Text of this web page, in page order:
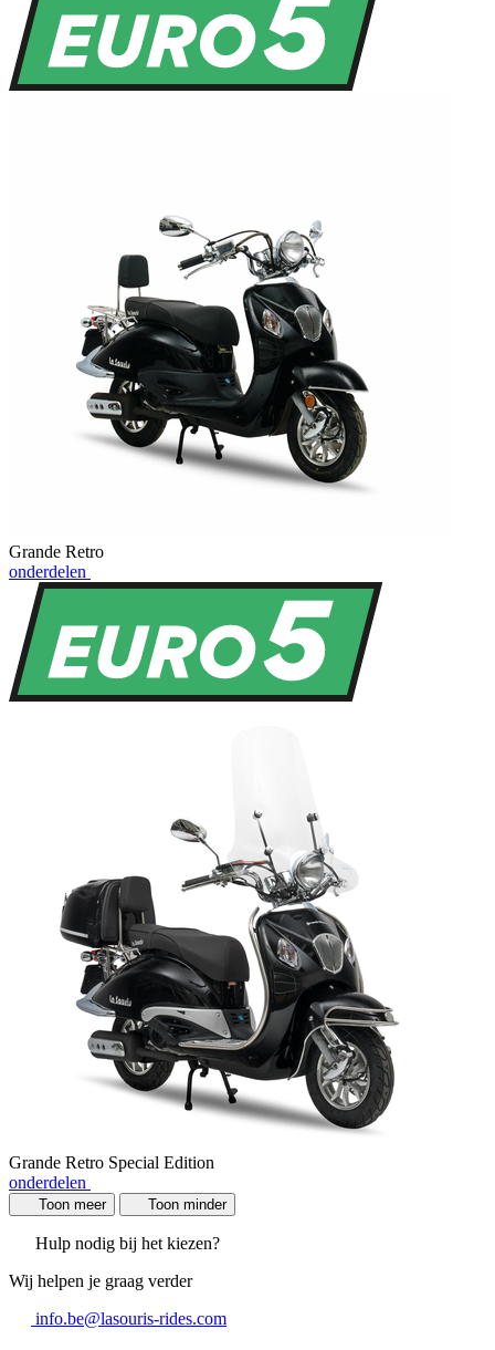
Grande Retro
onderdelen
Grande Retro Special Edition
onderdelen
Toon meer Toon minder
Hulp nodig bij het kiezen?
Wij helpen je graag verder
info.be@lasouris-rides.com